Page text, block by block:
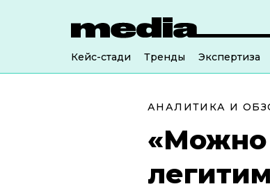
Кейс-стади Тренды Экспертиза
АНАЛИТИКА И
«Можно